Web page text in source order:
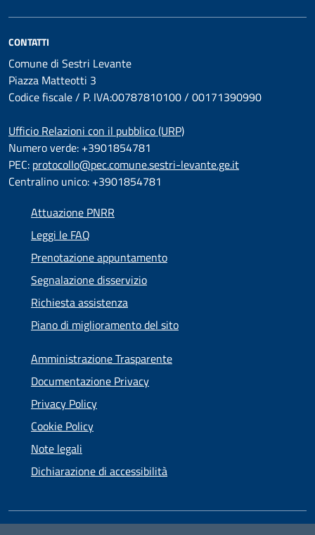
CONTATTI
Comune di Sestri Levante
Piazza Matteotti 3
Codice fiscale / P. IVA:00787810100 / 00171390990
Ufficio Relazioni con il pubblico (URP)
Numero verde: +3901854781
PEC: protocollo@pec.comune.sestri-levante.ge.it
Centralino unico: +3901854781
Attuazione PNRR
Leggi le FAQ
Prenotazione appuntamento
Segnalazione disservizio
Richiesta assistenza
Piano di miglioramento del sito
Amministrazione Trasparente
Documentazione Privacy
Privacy Policy
Cookie Policy
Note legali
Dichiarazione di accessibilità